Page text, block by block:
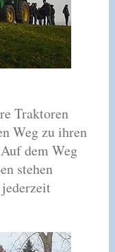
Traktoren
Weg zu ihren
dem Weg
stehen